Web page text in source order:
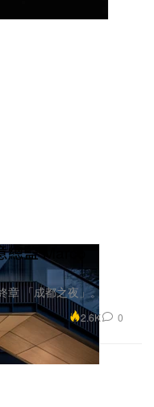
監 Marco
章 「成都之夜」。
2.6K 0